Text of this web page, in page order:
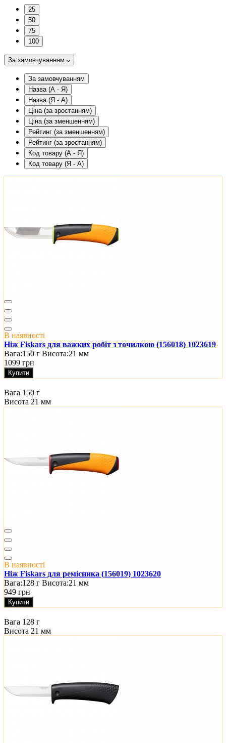
25
50
75
100
За замовчуванням
За замовчуванням
Назва (А - Я)
Назва (Я - А)
Ціна (за зростанням)
Ціна (за зменшенням)
Рейтинг (за зменшенням)
Рейтинг (за зростанням)
Код товару (А - Я)
Код товару (Я - А)
В наявності
Ніж Fiskars для важких робіт з точилкою (156018) 1023619
Вага:150 г Висота:21 мм
1099 грн
Купити
Вага 150 г
Висота 21 мм
В наявності
Ніж Fiskars для ремісника (156019) 1023620
Вага:128 г Висота:21 мм
949 грн
Купити
Вага 128 г
Висота 21 мм